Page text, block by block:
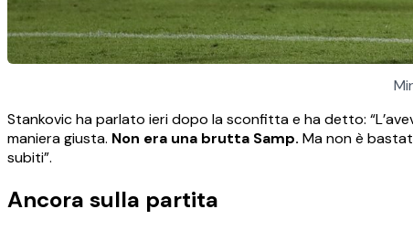
Stankovic ha parlato ieri dopo la sconfitta e ha detto:
maniera giusta. Non era una brutta Samp. Ma non è
subiti”.
Ancora sulla partita